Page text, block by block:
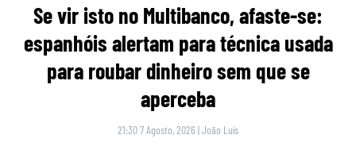
Se vir isto no Multibanco, afaste-se:
espanhóis alertam para técnica usada
para roubar dinheiro sem que se
aperceba
21:30 7 Agosto, 2026 |João Luís